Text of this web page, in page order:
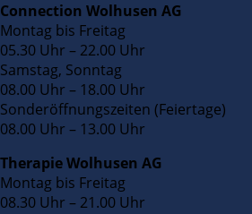
Connection Wolhusen AG
Montag bis Freitag
05.30 Uhr – 22.00 Uhr
Samstag, Sonntag
08.00 Uhr – 18.00 Uhr
Sonderöffnungszeiten (Feiertage)
08.00 Uhr – 13.00 Uhr
Therapie Wolhusen AG
Montag bis Freitag
08.30 Uhr – 21.00 Uhr